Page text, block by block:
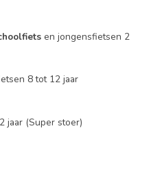
en jongensfietsen 2
8 tot 12 jaar
jaar (Super stoer)